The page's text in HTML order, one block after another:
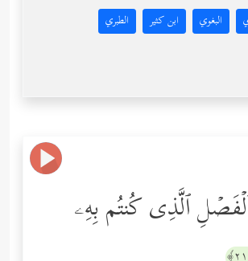
البغوي ابن كثير الطبري
ٱلَّذِی كُنتُم بِهِۦ